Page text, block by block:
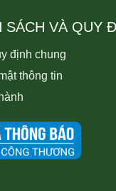
SÁCH VÀ QUY
định chung
thông tin